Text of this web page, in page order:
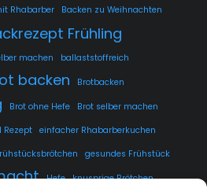
Rhabarber Backen zu Weihnachten
Frühling
machen ballaststoffreich
backen Brotbacken
Brot ohne Hefe
Brot selber machen
Rezept
einfacher Rhabarberkuchen
gesundes Frühstück
Hefe knusprige Brötchen